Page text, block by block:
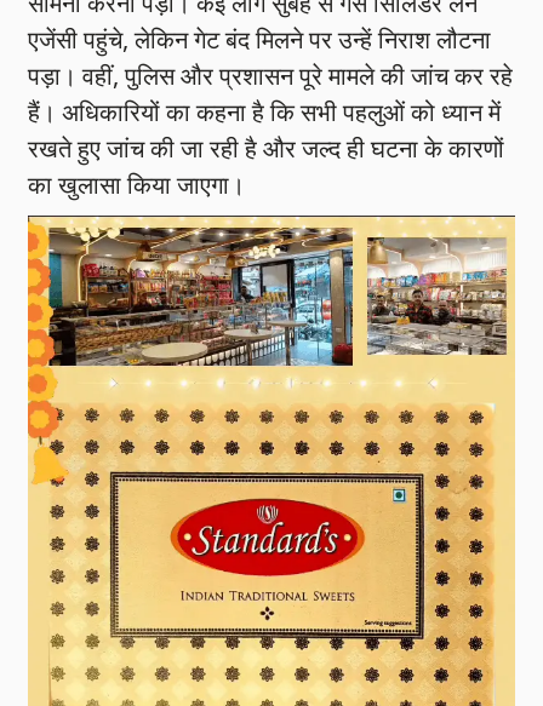
एजेंसी पहुंचे, लेकिन गेट बंद मिलने पर उन्हें निराश लौटना
पड़ा। वहीं, पुलिस और प्रशासन पूरे मामले की जांच कर रहे
हैं। अधिकारियों का कहना है कि सभी पहलुओं को ध्यान में
रखते हुए जांच की जा रही है और जल्द ही घटना के कारणों
का खुलासा किया जाएगा।